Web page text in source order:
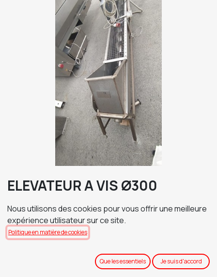
ELEVATEUR A VIS Ø300
D'OCCASION
LONGUEUR = 3000 mm
HAUTEUR DE DÉCHARGEMENT ENVIRON = 1800 mm
TRANSFERT DE COPEAUX = OK
Nous utilisons des cookies pour vous offrir une meilleure
expérience utilisateur sur ce site.
Politique en matière de cookies
Que les essentiels Je suis d'accord